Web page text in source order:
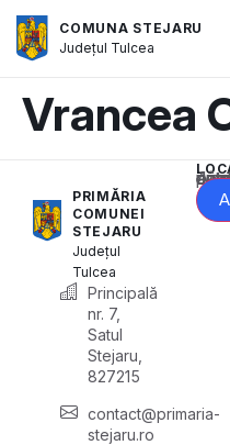
COMUNA STEJARU
Județul Tulcea
Vrancea
PRIMĂRIA
COMUNEI
STEJARU
Județul
Tulcea
Principală
nr. 7,
Satul
Stejaru,
827215
contact@primaria-
stejaru.ro
Acest conținut este blocat până când acceptați categoria corespunzătoare de cookie-uri.